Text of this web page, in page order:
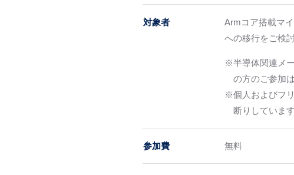
対象者
Armコア搭載マ
への移行をご検
※半導体関連メ
の方のご参加
※個人およびフ
断りしています
参加費 無料